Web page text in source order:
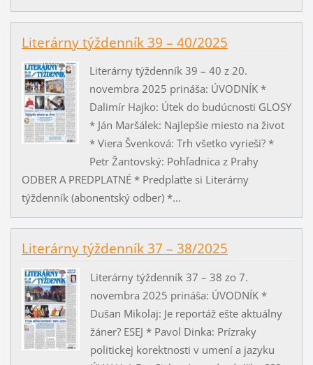
Literárny týždenník 39 – 40/2025
Literárny týždenník 39 – 40 z 20.
novembra 2025 prináša: ÚVODNÍK *
Dalimír Hajko: Útek do budúcnosti GLOSY
* Ján Maršálek: Najlepšie miesto na život
* Viera Švenková: Trh všetko vyrieši? *
Petr Žantovský: Pohľadnica z Prahy
ODBER A PREDPLATNÉ * Predplaťte si Literárny
týždenník (abonentský odber) *...
Literárny týždenník 37 – 38/2025
Literárny týždenník 37 – 38 zo 7.
novembra 2025 prináša: ÚVODNÍK *
Dušan Mikolaj: Je reportáž ešte aktuálny
žáner? ESEJ * Pavol Dinka: Prízraky
politickej korektnosti v umení a jazyku